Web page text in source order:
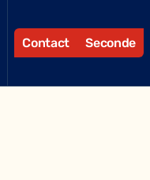
Contact Seconde